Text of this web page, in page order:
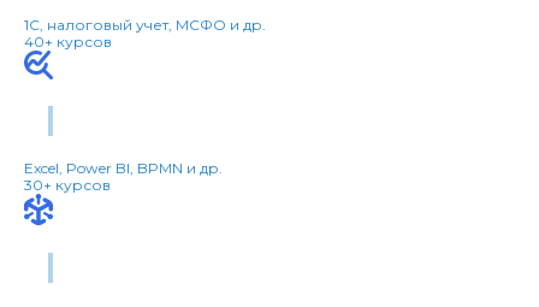
1С, налоговый учет, МСФО и др.
40+ курсов
Excel, Power BI, BPMN и др.
30+ курсов